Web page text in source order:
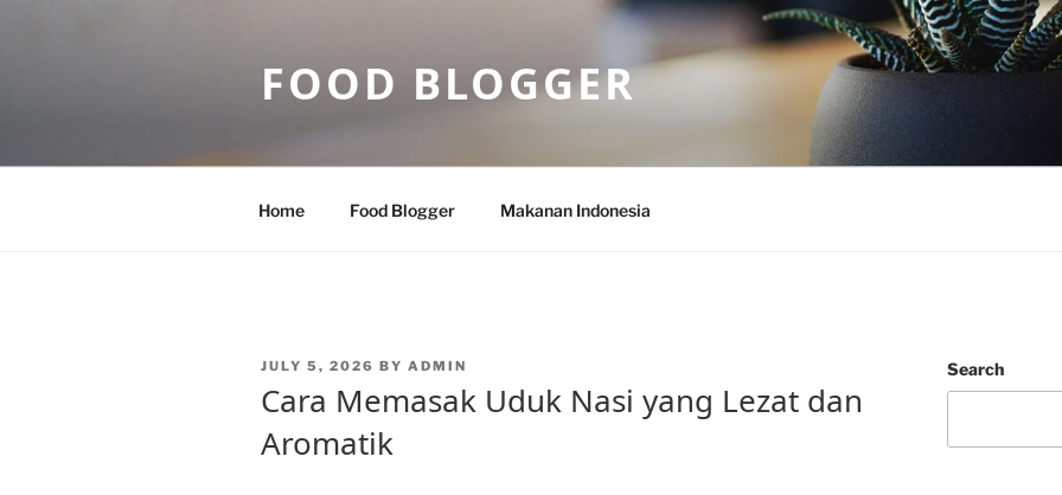
FOOD BLOGGER
Home Food Blogger Makanan Indonesia
POSTED
JULY 5, 2026 BY ADMIN
Cara Memasak Uduk Nasi yang Lezat dan
Aromatik
Search